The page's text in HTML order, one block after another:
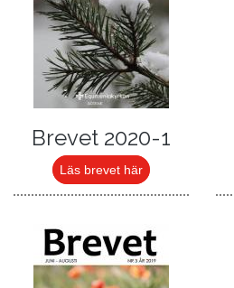
Brevet 2020-1
Läs brevet här